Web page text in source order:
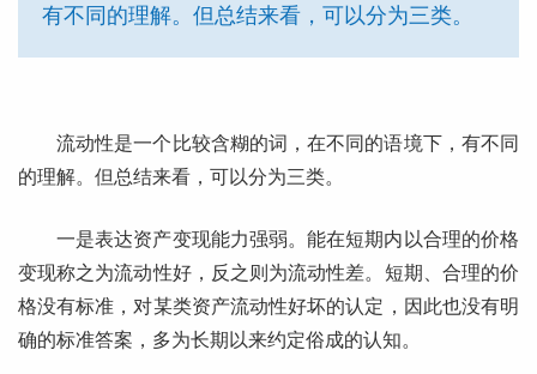
有不同的理解。但总结来看，可以分为三类。
流动性是一个比较含糊的词，在不同的语境下，有不同
的理解。但总结来看，可以分为三类。
一是表达资产变现能力强弱。能在短期内以合理的价格
变现称之为流动性好，反之则为流动性差。短期、合理的价
格没有标准，对某类资产流动性好坏的认定，因此也没有明
确的标准答案，多为长期以来约定俗成的认知。